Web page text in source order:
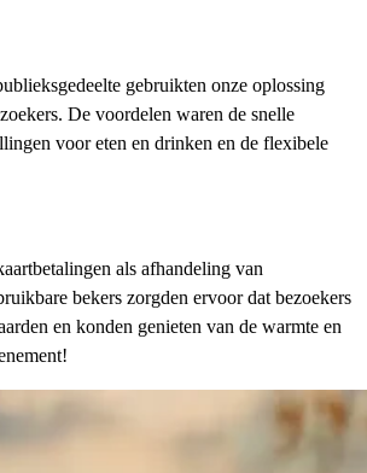
gebruikten onze oplossing
De voordelen waren de snelle
voor eten en drinken en de flexibele
als afhandeling van
bekers zorgden ervoor dat bezoekers
en konden genieten van de warmte en